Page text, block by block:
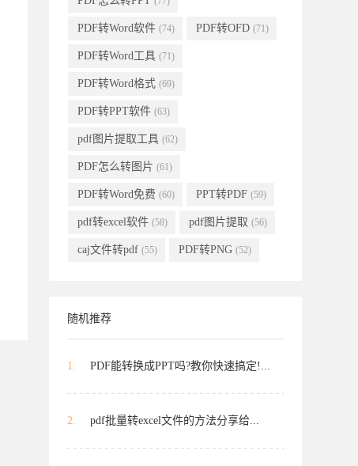
PDF转Word软件 (74) PDF转OFD (71)
PDF转Word工具 (71)
PDF转Word格式 (69)
PDF转PPT软件 (63)
pdf图片提取工具 (62)
PDF怎么转图片 (61)
PDF转Word免费 (60) PPT转PDF (59)
pdf转excel软件 (58) pdf图片提取 (56)
caj文件转pdf (55) PDF转PNG (52)
随机推荐
1. PDF能转换成PPT吗?教你快速搞定!...
2. pdf批量转excel文件的方法分享给...